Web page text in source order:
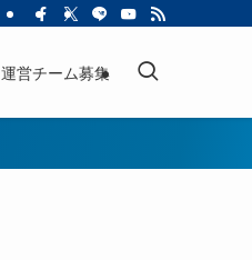
運営チーム募集